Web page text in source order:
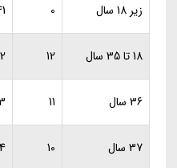
زیر 18 سال 0
18 تا 35 سال 12
36 سال 11
37 سال 10